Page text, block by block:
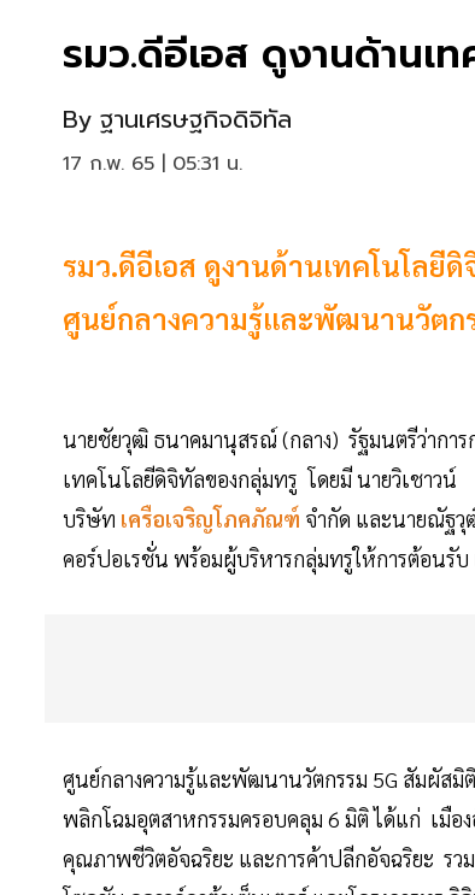
รมว.ดีอีเอส ดูงานด้านเ
By ฐานเศรษฐกิจดิจิทัล
17 ก.พ. 65 | 05:31 น.
รมว.ดีอีเอส ดูงานด้านเทคโนโลยี
ศูนย์กลางความรู้และพัฒนานวัตก
นายชัยวุฒิ ธนาคมานุสรณ์ (กลาง) รัฐมนตรีว่ากา
เทคโนโลยีดิจิทัลของกลุ่มทรู โดยมี นายวิเชาว
บริษัท เครือเจริญโภคภัณฑ์ จำกัด และนายณัฐวุ
คอร์ปอเรชั่น พร้อมผู้บริหารกลุ่มทรูให้การต้อนรั
ศูนย์กลางความรู้และพัฒนานวัตกรรม 5G สัมผัส
พลิกโฉมอุตสาหกรรมครอบคลุม 6 มิติ ได้แก่ เมือ
คุณภาพชีวิตอัจฉริยะ และการค้าปลีกอัจฉริยะ รว